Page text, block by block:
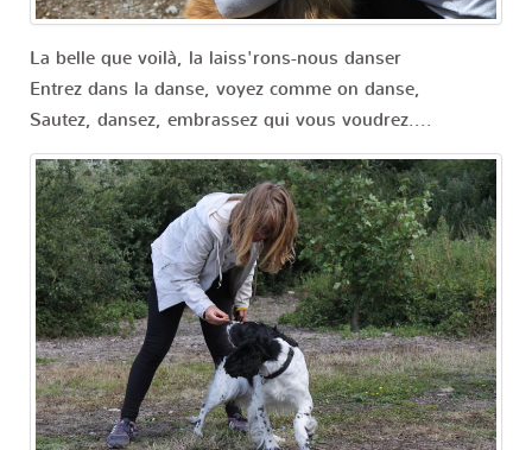
La belle que voilà, la laiss'rons-nous danser
Entrez dans la danse, voyez comme on danse,
Sautez, dansez, embrassez qui vous voudrez....